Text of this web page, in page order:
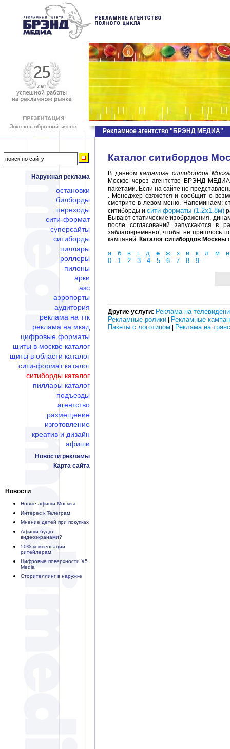
Наружная реклама
остановки
билборды
переходы
сити-формат
суперсайты
ситиборды
пиллары
роллеры
пилоны
арки
азс
аэропорты
аудитория
реклама на ттк
реклама на мкад
цифровые форматы
щиты в москве каталог
щиты в области каталог
сити-формат каталог
ситиборды каталог
пиллары каталог
подъезды
агентство
размещение
изготовление
креатив и дизайн
афиши
Новости рекламы
Карта сайта
Новости
Новые афиши Москвы
Интерес к Телеграм
Мнение детей при покупках
Афиши будут
видеоэкранами?
50% компенсации
ритейлерам
Цифровые поверхности X5
Media
Сторителлинг в наружке
Рекламное агентство "БРЭНД МЕДИА"
Каталог ситибордов
В данномкаталоге ситибордов
Москве через агентство БРЭНД
пакетами. Если на сайте не
. Менеджер свяжется и сообщит о
смотрите в левом меню. Напоминаем:
ситиборды и сити-форматы (1.2х1.8м)
Бывают статические изображения,
после согласований запускаются в
заблаговременно, чтобы не пришлось
кампаний. Каталог ситибордов Москвы
а б в г д е ж з и к л м
н
0
1 2 3 4 5 6 7 8 9
Другие услуги: Реклама на
Рекламные ролики
Рекламные
Пакеты с логотипом
Реклама на